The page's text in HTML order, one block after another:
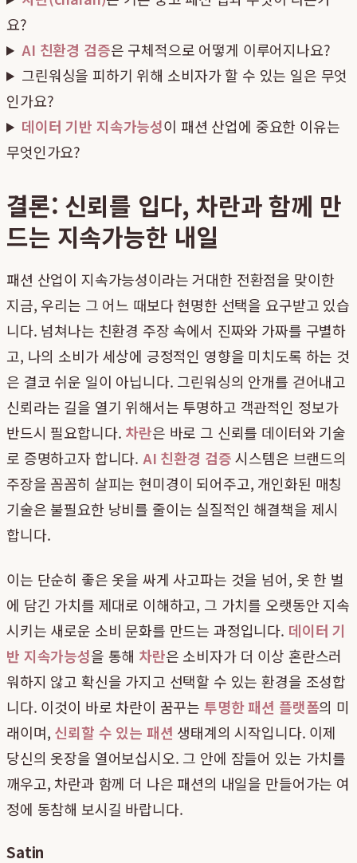
요?
AI 친환경 검증은 구체적으로 어떻게 이루어지나요?
그린워싱을 피하기 위해 소비자가 할 수 있는 일은 무엇
인가요?
데이터 기반 지속가능성이 패션 산업에 중요한 이유는
무엇인가요?
결론: 신뢰를 입다, 차란과 함께 만
드는 지속가능한 내일
패션 산업이 지속가능성이라는 거대한 전환점을 맞이한
지금, 우리는 그 어느 때보다 현명한 선택을 요구받고 있습
니다. 넘쳐나는 친환경 주장 속에서 진짜와 가짜를 구별하
고, 나의 소비가 세상에 긍정적인 영향을 미치도록 하는 것
은 결코 쉬운 일이 아닙니다. 그린워싱의 안개를 걷어내고
신뢰라는 길을 열기 위해서는 투명하고 객관적인 정보가
반드시 필요합니다. 차란은 바로 그 신뢰를 데이터와 기술
로 증명하고자 합니다. AI 친환경 검증시스템은 브랜드의
주장을 꼼꼼히 살피는 현미경이 되어주고, 개인화된 매칭
기술은 불필요한 낭비를 줄이는 실질적인 해결책을 제시
합니다.
이는 단순히 좋은 옷을 싸게 사고파는 것을 넘어, 옷 한 벌
에 담긴 가치를 제대로 이해하고, 그 가치를 오랫동안 지속
시키는 새로운 소비 문화를 만드는 과정입니다. 데이터 기
반 지속가능성을 통해 차란은 소비자가 더 이상 혼란스러
워하지 않고 확신을 가지고 선택할 수 있는 환경을 조성합
니다. 이것이 바로 차란이 꿈꾸는 투명한 패션 플랫폼의 미
래이며, 신뢰할 수 있는 패션 생태계의 시작입니다. 이제
당신의 옷장을 열어보십시오. 그 안에 잠들어 있는 가치를
깨우고, 차란과 함께 더 나은 패션의 내일을 만들어가는 여
정에 동참해 보시길 바랍니다.
Satin